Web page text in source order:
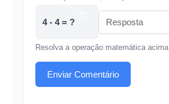
4 - 4 = ?
Resolva a operação matemática acima
Enviar Comentário